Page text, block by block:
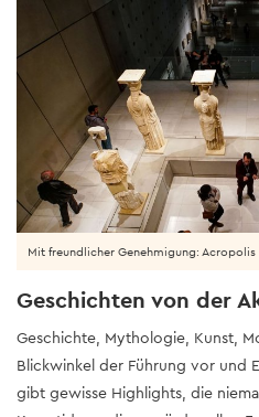
Mit freundlicher Genehmigung: Acropolis
Geschichten von der
Geschichte, Mythologie, Kunst,
Blickwinkel der Führung vor und
gibt gewisse Highlights, die